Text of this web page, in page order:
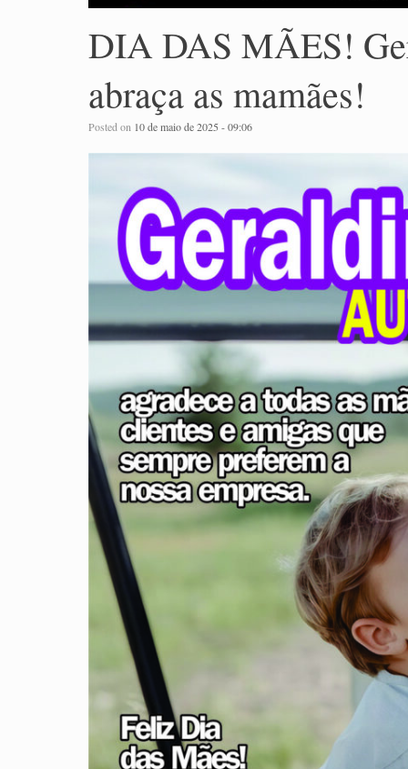
DIA DAS MÃES!
abraça as mamães!
Posted on 10 de maio de 2025 - 09:06